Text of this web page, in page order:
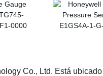
Co., Ltd. Está